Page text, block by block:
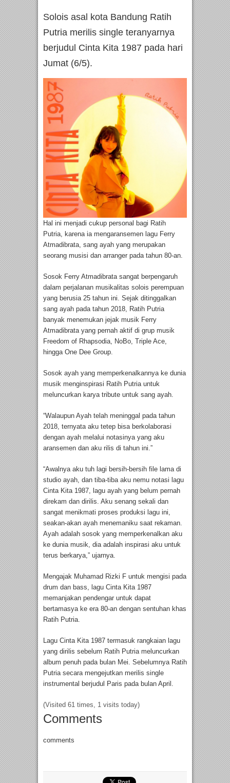
Solois asal kota Bandung Ratih
Putria merilis single teranyarnya
berjudul Cinta Kita 1987 pada hari
Jumat (6/5).
Hal ini menjadi cukup personal bagi Ratih
Putria, karena ia mengaransemen lagu Ferry
Atmadibrata, sang ayah yang merupakan
seorang musisi dan arranger pada tahun 80-an.
Sosok Ferry Atmadibrata sangat berpengaruh
dalam perjalanan musikalitas solois perempuan
yang berusia 25 tahun ini. Sejak ditinggalkan
sang ayah pada tahun 2018, Ratih Putria
banyak menemukan jejak musik Ferry
Atmadibrata yang pernah aktif di grup musik
Freedom of Rhapsodia, NoBo, Triple Ace,
hingga One Dee Group.
Sosok ayah yang memperkenalkannya ke dunia
musik menginspirasi Ratih Putria untuk
meluncurkan karya tribute untuk sang ayah.
“Walaupun Ayah telah meninggal pada tahun
2018, ternyata aku tetep bisa berkolaborasi
dengan ayah melalui notasinya yang aku
aransemen dan aku rilis di tahun ini.”
“Awalnya aku tuh lagi bersih-bersih file lama di
studio ayah, dan tiba-tiba aku nemu notasi lagu
Cinta Kita 1987, lagu ayah yang belum pernah
direkam dan dirilis. Aku senang sekali dan
sangat menikmati proses produksi lagu ini,
seakan-akan ayah menemaniku saat rekaman.
Ayah adalah sosok yang memperkenalkan aku
ke dunia musik, dia adalah inspirasi aku untuk
terus berkarya,” ujarnya.
Mengajak Muhamad Rizki F untuk mengisi pada
drum dan bass, lagu Cinta Kita 1987
memanjakan pendengar untuk dapat
bertamasya ke era 80-an dengan sentuhan khas
Ratih Putria.
Lagu Cinta Kita 1987 termasuk rangkaian lagu
yang dirilis sebelum Ratih Putria meluncurkan
album penuh pada bulan Mei. Sebelumnya Ratih
Putria secara mengejutkan merilis single
instrumental berjudul Paris pada bulan April.
(Visited 61 times, 1 visits today)
Comments
comments